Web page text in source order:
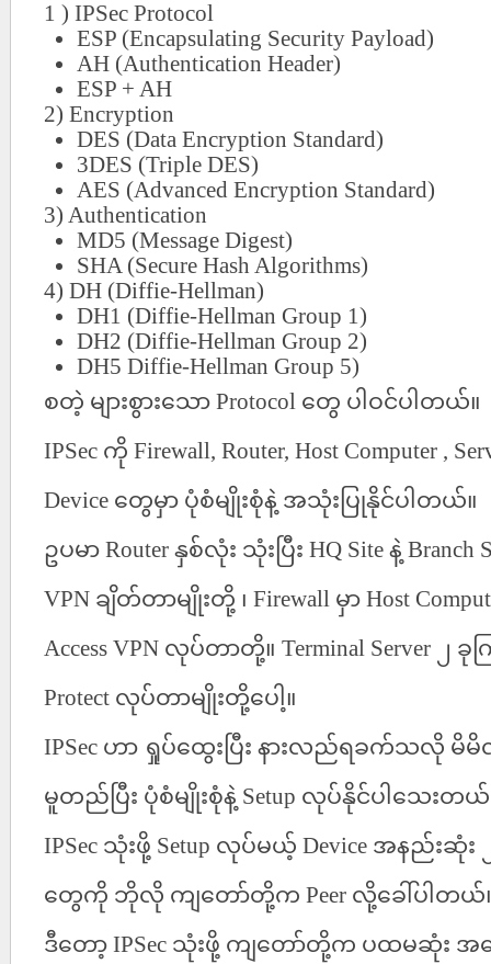
1 ) IPSec Protocol
ESP (Encapsulating Security Payload)
AH (Authentication Header)
ESP + AH
2) Encryption
DES (Data Encryption Standard)
3DES (Triple DES)
AES (Advanced Encryption Standard)
3) Authentication
MD5 (Message Digest)
SHA (Secure Hash Algorithms)
4) DH (Diffie-Hellman)
DH1 (Diffie-Hellman Group 1)
DH2 (Diffie-Hellman Group 2)
DH5 Diffie-Hellman Group 5)
စတဲ့ များစွားသော Protocol တွေ ပါဝင်ပါတယ်။
IPSec ကို Firewall, Router, Host Computer ,
Device တွေမှာ ပုံစံမျိုးစုံနဲ့ အသုံးပြုနိုင်ပါတယ်။
ဥပမာ Router နှစ်လုံး သုံးပြီး HQ Site နဲ့ Branch
VPN ချိတ်တာမျိုးတို့ ၊ Firewall မှာ Host
Access VPN လုပ်တာတို့။ Terminal Server ၂ ခု
Protect လုပ်တာမျိုးတို့ပေါ့။
IPSec ဟာ ရှုပ်ထွေးပြီး နားလည်ရခက်သလို မိမိ
မူတည်ပြီး ပုံစံမျိုးစုံနဲ့ Setup လုပ်နိုင်ပါသေးတယ်
IPSec သုံးဖို့ Setup လုပ်မယ့် Device အနည်းဆုံး
တွေကို ဘိုလို ကျတော်တို့က Peer လို့ခေါ်ပါတယ်
ဒီတော့ IPSec သုံးဖို့ ကျတော်တို့က ပထမဆုံး အ